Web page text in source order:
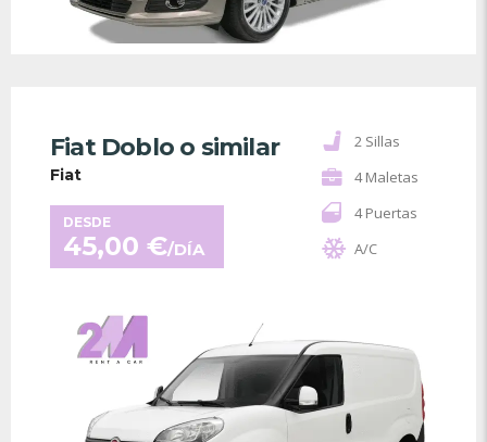
Fiat Doblo o similar
Fiat
DESDE
45,00 €/DÍA
2 Sillas
4 Maletas
4 Puertas
A/C